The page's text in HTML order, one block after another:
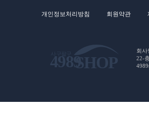
개인정보처리방침 회원약관
회사
22-